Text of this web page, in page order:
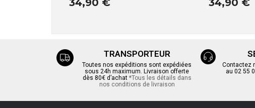
34,90 € 34,90 €
TRANSPORTEUR
Toutes nos expéditions sont expédiées
sous 24h maximum. Livraison offerte
dès 80€ d’achat *Tous les détails dans
nos conditions de livraison
Contactez
au 02 55